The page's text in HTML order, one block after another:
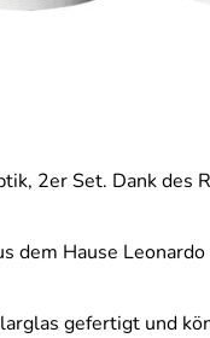
2er Set. Dank
dem Hause
gefertigt und